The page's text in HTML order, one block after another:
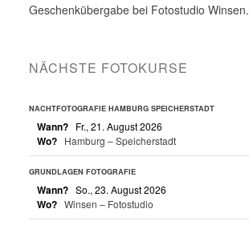
Geschenkübergabe bei Fotostudio Winsen.
NÄCHSTE FOTOKURSE
NACHTFOTOGRAFIE HAMBURG SPEICHERSTADT
Wann? Fr., 21. August 2026
Wo? Hamburg – Speicherstadt
GRUNDLAGEN FOTOGRAFIE
Wann? So., 23. August 2026
Wo? Winsen – Fotostudio